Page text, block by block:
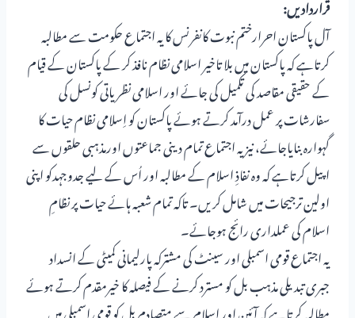
آل پاکستان احرارختم نبوت کانفرنس کا یہ اجتماع حکومت سے مطالبہ
کرتاہے کہ پاکستان میں بلا تاخیر اسلامی نظام نافذ کر کے پاکستان کے قیام
کے حقیقی مقاصد کی تکمیل کی جائے اور اسلامی نظریاتی کونسل کی
سفارشات پر عمل درآمد کرتے ہوئے پاکستان کو اِسلامی نظام حیات کا
گہوارہ بنایاجائے، نیز یہ اجتماع تمام دینی جماعتوں اورمذہبی حلقوں سے
اپیل کرتاہے کہ وہ نفاذِ اسلام کے مطالبہ اور اُس کے لیے جدوجہدکو اپنی
اولین ترجیحات میں شامل کریں۔ تاکہ تمام شعبہ ہائے حیات پر نظامِ
اسلام کی عملداری رائج ہوجائے۔
یہ اجتماع قومی اسمبلی اور سینٹ کی مشترکہ پارلیمانی کمیٹی کے انسداد
جبری تبدیلی مذہب بل کو مسترد کرنے کے فیصلہ کا خیرمقدم کرتے ہوئے
مطالبہ کرتاہے کہ آئین اور اسلام سے متصادم بل کو قومی اسمبلی میں